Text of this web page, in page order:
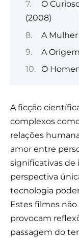
O
(2008)
A
A
O
A ficção
complexos
relações
amor entre
significativas de
perspectiva
tecnologia
Estes filmes
provocam
passagem do